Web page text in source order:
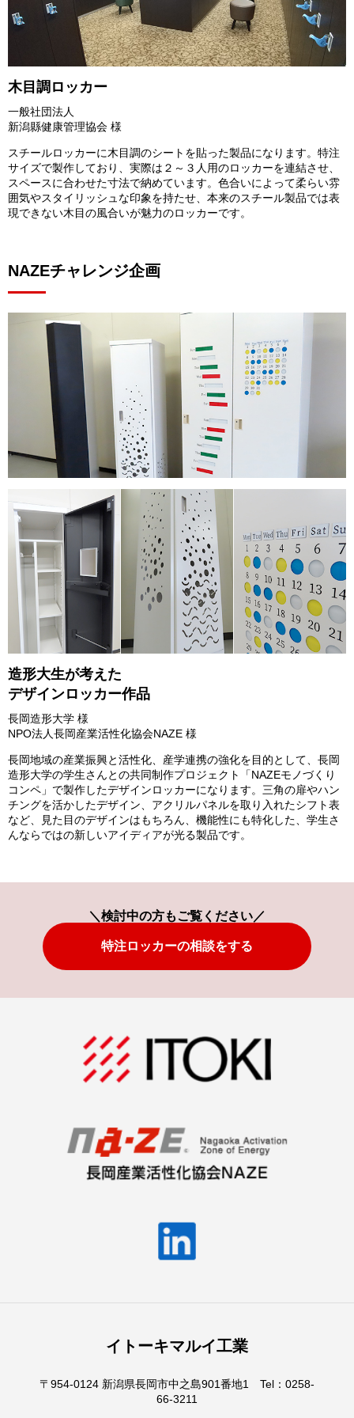
木目調ロッカー
一般社団法人
新潟縣健康管理協会 様
スチールロッカーに木目調のシートを貼った製品になります。特注
サイズで製作しており、実際は２～３人用のロッカーを連結させ、
スペースに合わせた寸法で納めています。色合いによって柔らい雰
囲気やスタイリッシュな印象を持たせ、本来のスチール製品では表
現できない木目の風合いが魅力のロッカーです。
NAZEチャレンジ企画
造形大生が考えた
デザインロッカー作品
長岡造形大学 様
NPO法人長岡産業活性化協会NAZE 様
長岡地域の産業振興と活性化、産学連携の強化を目的として、長岡
造形大学の学生さんとの共同制作プロジェクト「NAZEモノづくり
コンペ」で製作したデザインロッカーになります。三角の扉やハン
チングを活かしたデザイン、アクリルパネルを取り入れたシフト表
など、見た目のデザインはもちろん、機能性にも特化した、学生さ
んならではの新しいアイディアが光る製品です。
＼検討中の方もご覧ください／
特注ロッカーの相談をする
イトーキマルイ工業
〒954-0124 新潟県長岡市中之島901番地1 Tel：0258-
66-3211